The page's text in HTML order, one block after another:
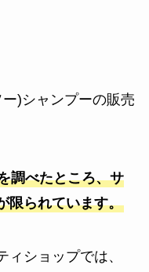
)シャンプーの販売
調べたところ、サ
限られています。
ィショップでは、